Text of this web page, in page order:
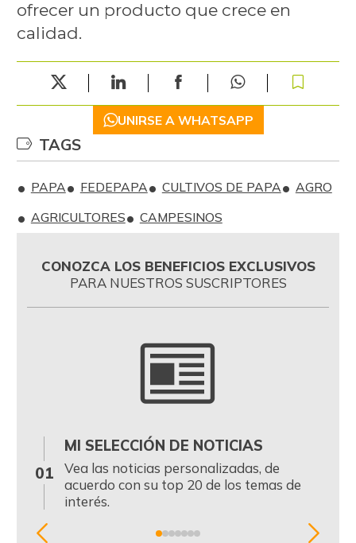
ofrecer un producto que crece en
calidad.
UNIRSE A WHATSAPP
TAGS
PAPA FEDEPAPA CULTIVOS DE PAPA
AGRO
AGRICULTORES
CAMPESINOS
CONOZCA LOS BENEFICIOS EXCLUSIVOS
PARA NUESTROS SUSCRIPTORES
01
MI SELECCIÓN DE NOTICIAS
Vea las noticias personalizadas, de
acuerdo con su top 20 de los temas de
interés.
Item